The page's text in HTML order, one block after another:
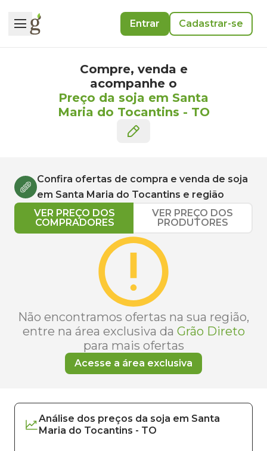
Entrar Cadastrar-se
Compre, venda e
acompanhe o
Preço da soja em Santa
Maria do Tocantins - TO
Confira ofertas de compra e venda de soja
em Santa Maria do Tocantins e região
VER PREÇO DOS
COMPRADORES
VER PREÇO DOS
PRODUTORES
Não encontramos ofertas na sua região,
entre na área exclusiva da Grão Direto
para mais ofertas
Acesse a área exclusiva
Análise dos preços da soja em Santa
Maria do Tocantins - TO